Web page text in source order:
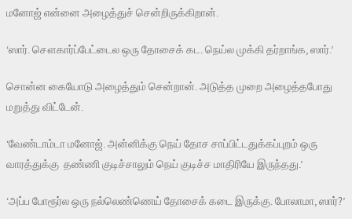
மனோஜ் என்னை அழைத்துச் சென்றிருக்கிறான்.
‘ஸார். சௌகார்ப்பேட்டைல ஒரு தோசைக் கட. நெய்ல முக்கி தர்றாங்க, ஸார்.’
சொன்ன கையோடு அழைத்தும் சென்றான். அடுத்த முறை அழைத்தபோது
மறுத்து விட்டேன்.
‘வேண்டாம்டா மனோஜ். அன்னிக்கு நெய் தோச சாப்பிட்டதுக்கப்புறம் ஒரு
வாரத்துக்கு தண்ணி குடிச்சாலும் நெய் குடிச்ச மாதிரியே இருந்தது.’
‘அப்ப போரூர்ல ஒரு நல்லெண்ணெய் தோசைக் கடை இருக்கு. போலாமா, ஸார்?’